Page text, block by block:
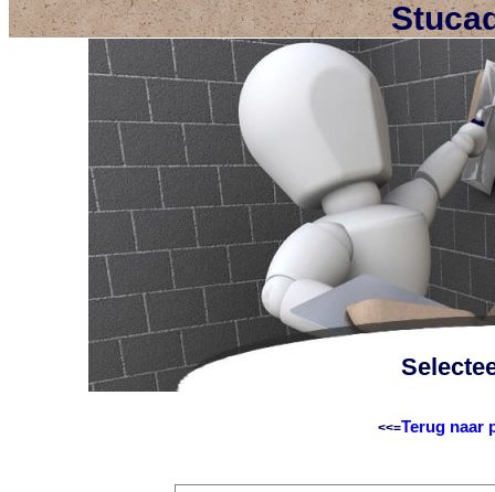
<<=Terug naar